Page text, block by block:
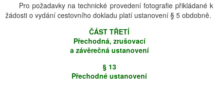
Pro požadavky na technické provedení fotografie přikládané k
žádosti o vydání cestovního dokladu platí ustanovení § 5 obdobně.
ČÁST TŘETĺ
Přechodná, zrušovací
a závěrečná ustanovení
§ 13
Přechodné ustanovení